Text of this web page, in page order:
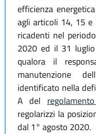
efficienza
agli articoli 14, 15
ricadenti nel
2020 ed il 31
qualora il
manutenzione
identificato nella
A del
regolarizzi la
dal 1° agosto 2020.